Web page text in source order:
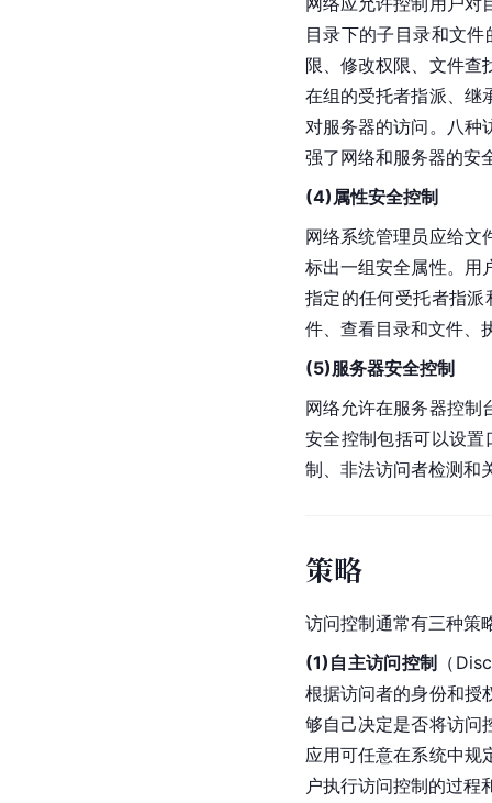
目录下的子目录和文
限、修改权限、文件查
在组的受托者指派、继
对服务器的访问。八种
强了网络和服务器的安
(4)属性安全控制
网络系统管理员应给文
标出一组安全属性。用
指定的任何受托者指
件、查看目录和文件、
(5)服务器安全控制
网络允许在服务器控制
安全控制包括可以设
制、非法访问者检测和
策略
访问控制通常有三种策
(1)自主访问控制 （
根据访问者的身份和授
够自己决定是否将访问
应用可任意在系统中规
户执行访问控制的过程